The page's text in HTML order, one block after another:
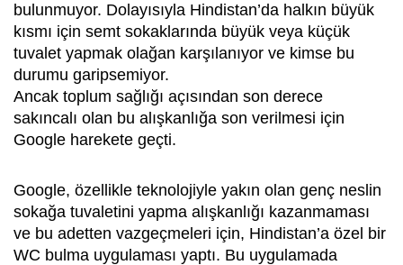
bulunmuyor. Dolayısıyla Hindistan’da halkın büyük
kısmı için semt sokaklarında büyük veya küçük
tuvalet yapmak olağan karşılanıyor ve kimse bu
durumu garipsemiyor.
Ancak toplum sağlığı açısından son derece
sakıncalı olan bu alışkanlığa son verilmesi için
Google harekete geçti.
Google, özellikle teknolojiyle yakın olan genç neslin
sokağa tuvaletini yapma alışkanlığı kazanmaması
ve bu adetten vazgeçmeleri için, Hindistan’a özel bir
WC bulma uygulaması yaptı. Bu uygulamada